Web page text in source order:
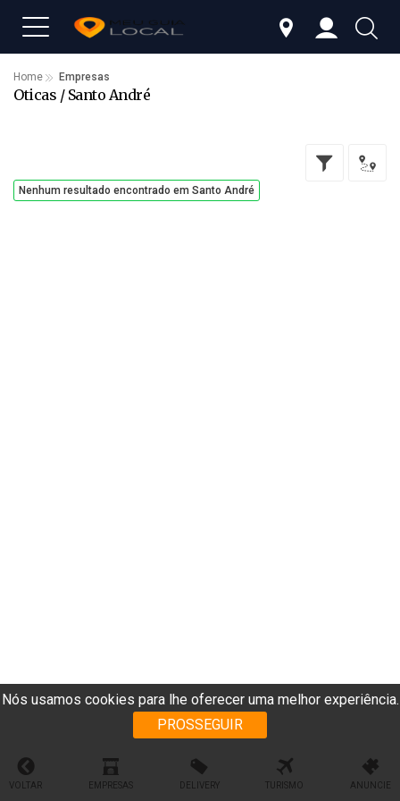
Nós usamos cookies para lhe oferecer uma melhor experiência.
PROSSEGUIR
Home Empresas
Oticas / Santo André
Nenhum resultado encontrado em Santo André
VOLTAR EMPRESAS DELIVERY TURISMO ANUNCIE